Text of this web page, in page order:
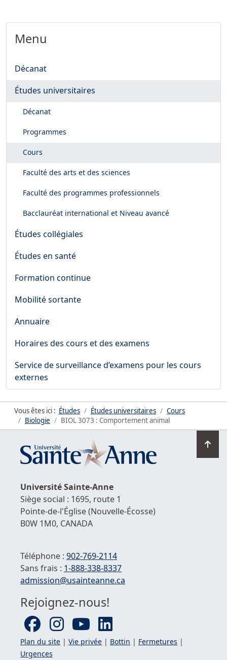
Menu
Décanat
Études universitaires
Décanat
Programmes
Cours
Faculté des arts et des sciences
Faculté des programmes professionnels
Bacclauréat international et Niveau avancé
Études collégiales
Études en santé
Formation continue
Mobilité sortante
Annuaire
Horaires des cours et des examens
Service de surveillance d’examens pour les cours
externes
Vous êtes ici : Études Études universitaires
Cours
Biologie
BIOL 3073 : Comportement animal
en
UniversitéSainte-Anne
Siège social : 1695, route 1
Pointe-de-l'Église(Nouvelle-Écosse)
B0W 1M0, CANADA
Téléphone : 902-769-2114
Sans frais : 1-888-338-8337
Courriel :
admission@usainteanne.ca
Rejoignez-nous!
Plan du site | Vie privée | Bottin | Fermetures |
Urgences